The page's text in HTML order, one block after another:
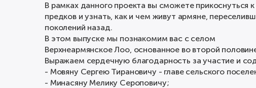
В рамках данного проекта вы сможете прикоснуться
предков и узнать, как и чем живут армяне,
поколений назад.
В этом выпуске мы познакомим вас с селом
Верхнеармянское Лоо, основанное во второй
Выражаем сердечную благодарность за участие и
- Мовяну Сергею Тирановичу - главе сельского
- Минасяну Мелику Сероповичу;